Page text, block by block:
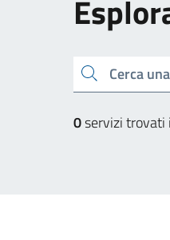
Cerca una parola chiave
0servizi trovati